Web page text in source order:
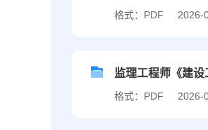
格式：PDF 2026-
监理工程师《建
格式：PDF 2026-